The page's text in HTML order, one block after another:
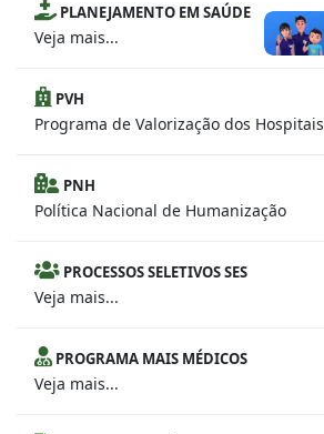
PLANEJAMENTO EM SAÚDE
Veja mais...
PVH
Programa de Valorização dos Hospitais
PNH
Política Nacional de Humanização
PROCESSOS SELETIVOS SES
Veja mais...
PROGRAMA MAIS MÉDICOS
Veja mais...